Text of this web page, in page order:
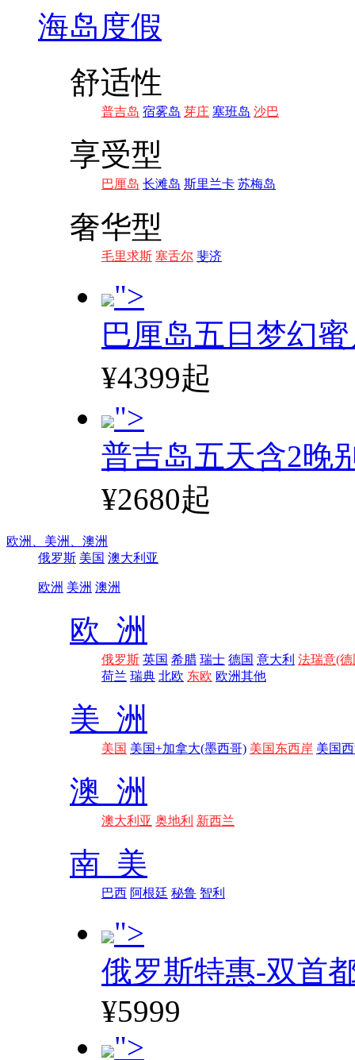
海岛度假
舒适性
普吉岛 宿雾岛 芽庄 塞班岛 沙巴
享受型
巴厘岛 长滩岛 斯里兰卡 苏梅岛
奢华型
毛里求斯 塞舌尔 斐济
">
巴厘岛五日梦幻
¥4399起
">
普吉岛五天含2晚
¥2680起
欧洲、 美洲、 澳洲
俄罗斯 美国 澳大利亚
欧洲 美洲 澳洲
欧 洲
俄罗斯 英国 希腊 瑞士 德国 意大利 法瑞意(德
荷兰 瑞典 北欧 东欧 欧洲其他
美 洲
美国 美国+加拿大(墨西哥) 美国东西岸 美国
澳 洲
澳大利亚 奥地利 新西兰
南 美
巴西 阿根廷 秘鲁 智利
">
俄罗斯特惠-双首
¥5999
">